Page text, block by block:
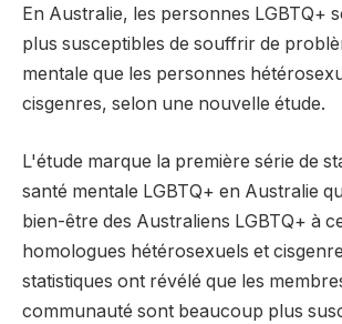
En Australie, les personnes LGBTQ+
plus susceptibles de souffrir de
mentale que les personnes
cisgenres, selon une nouvelle étude.
L'étude marque la première série de
santé mentale LGBTQ+ en Australie
bien-être des Australiens LGBTQ+ à
homologues hétérosexuels et
statistiques ont révélé que les
communauté sont beaucoup plus